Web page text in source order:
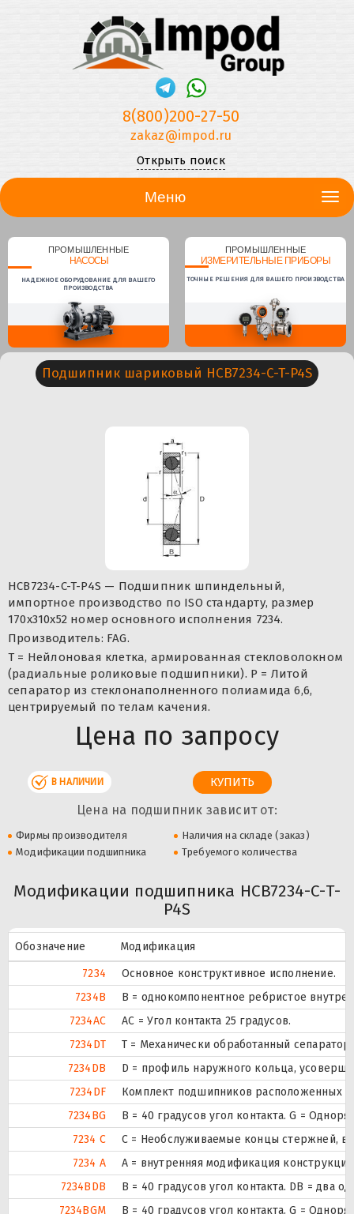
8(800)200-27-50
zakaz@impod.ru
Открыть поиск
Меню
ПРОМЫШЛЕННЫЕ
НАСОСЫ
НАДЕЖНОЕ ОБОРУДОВАНИЕ ДЛЯ ВАШЕГО
ПРОИЗВОДСТВА
ПРОМЫШЛЕННЫЕ
ИЗМЕРИТЕЛЬНЫЕ ПРИБОРЫ
ТОЧНЫЕ РЕШЕНИЯ ДЛЯ ВАШЕГО ПРОИЗВОДСТВА
Подшипник шариковый HCB7234-C-T-P4S
HCB7234-C-T-P4S — Подшипник шпиндельный,
импортное производство по ISO стандарту, размер
170x310x52 номер основного исполнения 7234.
Производитель: FAG.
T = Нейлоновая клетка, армированная стекловолокном
(радиальные роликовые подшипники). P = Литой
сепаратор из стеклонаполненного полиамида 6,6,
центрируемый по телам качения.
Цена по запросу
В НАЛИЧИИ
Цена на подшипник зависит от:
Фирмы производителя
Наличия на складе (заказ)
Модификации подшипника
Требуемого количества
Модификации подшипника HCB7234-C-T-
P4S
Обозначение
Модификация
7234
Основное конструктивное исполнение.
7234B
B = однокомпонентное ребристое
7234AC
AC = Угол контакта 25 градусов.
7234DT
T = Механически обработанный
7234DB
D = профиль наружного кольца,
7234DF
Комплект подшипников расположенных
7234BG
B = 40 градусов угол контакта. G =
7234 C
С = Необслуживаемые концы стержней,
7234 A
A = внутренняя модификация
7234BDB
B = 40 градусов угол контакта. DB =
7234BGM
B = 40 градусов угол контакта. G =